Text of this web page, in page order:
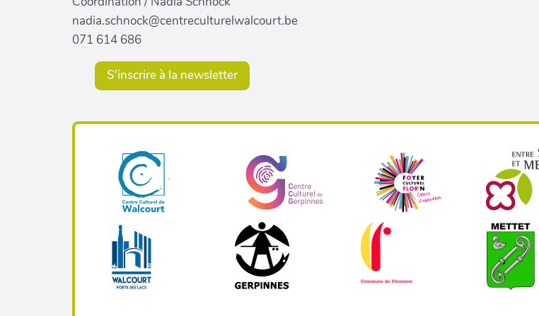
nadia.schnock@centreculturelwalcourt.be
071 614 686
S'inscrire à la newsletter